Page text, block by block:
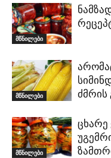
მწნილები
მწნილები
ძმრის
მწნილები
ცხარე